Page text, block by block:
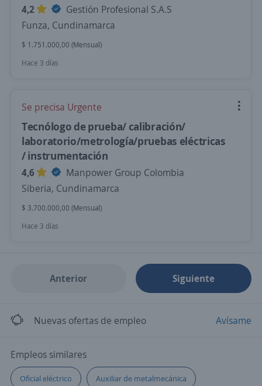
4,2
Gestión Profesional S.A.S
Funza, Cundinamarca
$ 1.751.000,00 (Mensual)
Hace 3 días
Se precisa Urgente
Tecnólogo de prueba/ calibración/
laboratorio/metrología/pruebas eléctricas
/ instrumentación
4,6
Manpower Group Colombia
Siberia, Cundinamarca
$ 3.700.000,00 (Mensual)
Hace 3 días
Anterior Siguiente
Nuevas ofertas de empleo Avísame
Empleos similares
Oficial eléctrico Auxiliar de metalmecánica